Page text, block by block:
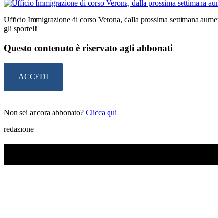
Ufficio Immigrazione di corso Verona, dalla prossima settimana
gli sportelli
Questo contenuto è riservato agli abbonati
ACCEDI
Non sei ancora abbonato? Clicca qui
redazione